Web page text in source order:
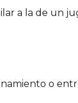
a la de un
o